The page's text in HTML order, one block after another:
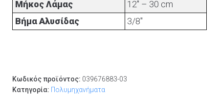
Μήκος Λάμας
12" – 30 cm
Βήμα Αλυσίδας
3/8"
Κωδικός προϊόντος: 039676883-03
Κατηγορία: Πολυμηχανήματα